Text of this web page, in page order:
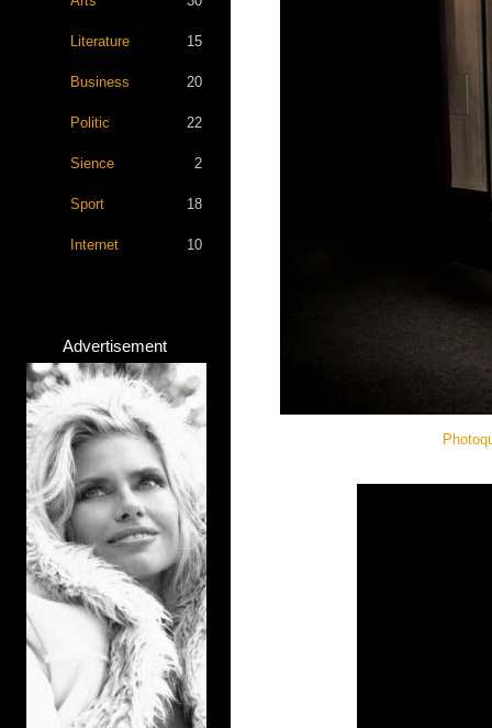
Literature 15
Business 20
Politic 22
Sience 2
Sport 18
Internet 10
Advertisement